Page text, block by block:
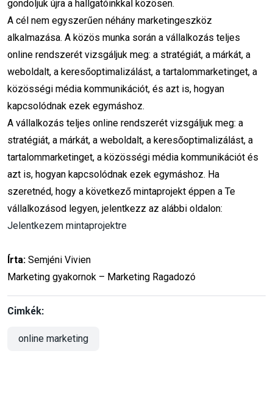
gondoljuk újra a hallgatóinkkal közösen.
A cél nem egyszerűen néhány marketingeszköz
alkalmazása. A közös munka során a vállalkozás teljes
online rendszerét vizsgáljuk meg: a stratégiát, a márkát, a
weboldalt, a keresőoptimalizálást, a tartalommarketinget, a
közösségi média kommunikációt, és azt is, hogyan
kapcsolódnak ezek egymáshoz.
A vállalkozás teljes online rendszerét vizsgáljuk meg: a
stratégiát, a márkát, a weboldalt, a keresőoptimalizálást, a
tartalommarketinget, a közösségi média kommunikációt és
azt is, hogyan kapcsolódnak ezek egymáshoz. Ha
szeretnéd, hogy a következő mintaprojekt éppen a Te
vállalkozásod legyen, jelentkezz az alábbi oldalon:
Jelentkezem mintaprojektre
Írta: Semjéni Vivien
Marketing gyakornok – Marketing Ragadozó
Cimkék:
online marketing